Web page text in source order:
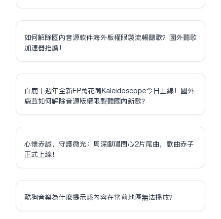
如何解除國內音源軟件海外版權限制流暢聽歌？國外聽歌
加速器推薦！
白鹿十週年全新EP萬花筒Kaleidoscope今日上線！國外
鹿茸如何解除音源版權限制聽國內新歌？
心懷赤誠，守護微光：周深獻唱問心2片尾曲，歌曲赤子
正式上線！
酷狗音樂為什麼提示該內容在當前地區無法播放？